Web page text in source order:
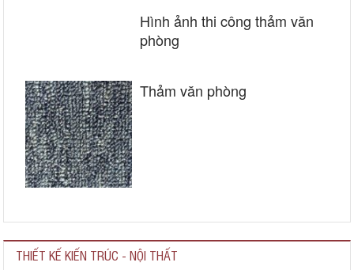
Hình ảnh thi công thảm văn
phòng
Thảm văn phòng
THIẾT KẾ KIẾN TRÚC - NỘI THẤT